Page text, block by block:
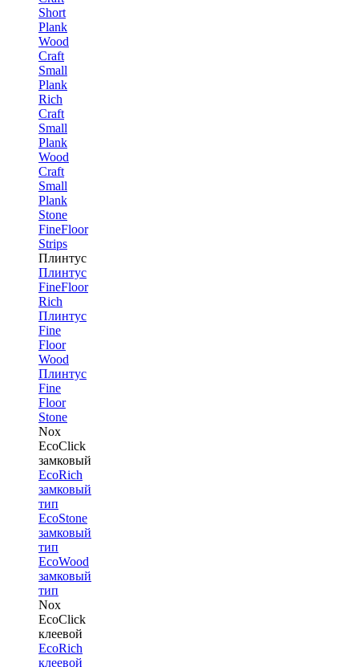
Short
Plank
Wood
Craft
Small
Plank
Rich
Craft
Small
Plank
Wood
Craft
Small
Plank
Stone
FineFloor
Strips
Плинтус
Плинтус
FineFloor
Rich
Плинтус
Fine
Floor
Wood
Плинтус
Fine
Floor
Stone
Nox
EcoClick
замковый
EcoRich
замковый
тип
EcoStone
замковый
тип
EcoWood
замковый
тип
Nox
EcoClick
клеевой
EcoRich
клеевой